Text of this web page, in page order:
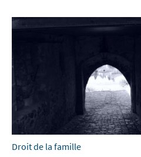
Droit de la famille